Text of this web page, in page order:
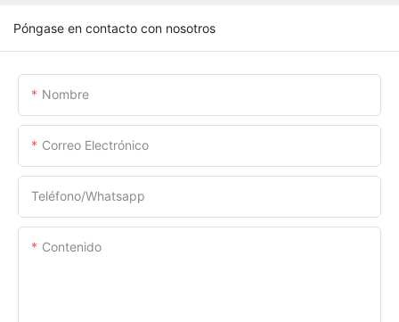
Póngase en contacto con nosotros
Nombre
Correo Electrónico
Teléfono/whatsapp
Contenido